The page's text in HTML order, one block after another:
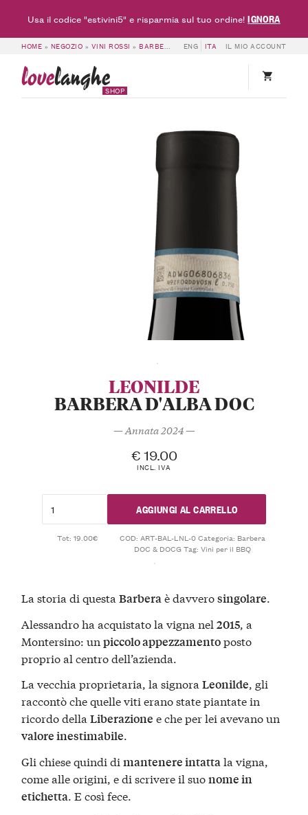
HOME » NEGOZIO » VINI ROSSI »BARBERA DOC & DOCG »BARBERA D’ALBA
ENG ITA IL MIO ACCOUNT
lovelanghe
SHOP
LEONILDE
BARBERA D'ALBA DOC
— Annata 2024 —
€ 19.00
INCL. IVA
AGGIUNGI AL CARRELLO
Tot: 19.00€ COD:ART-BAL-LNL-0Categoria: Barbera
DOC & DOCGTag:Vini per il BBQ
La storia di questaBarberaè davverosingolare.
Alessandro ha acquistato la vigna nel2015, a
Montersino: unpiccolo appezzamentoposto
proprio al centro dell’azienda.
La vecchia proprietaria, la signoraLeonilde, gli
raccontò che quelle viti erano state piantate in
ricordo dellaLiberazione e che per lei avevano un
valore inestimabile.
Gli chiese quindi dimantenere intattala vigna,
come alle origini, e di scrivere il suonome in
etichetta. E così fece.
Usa il codice "estivini5" e risparmia sul tuo ordine!IGNORA